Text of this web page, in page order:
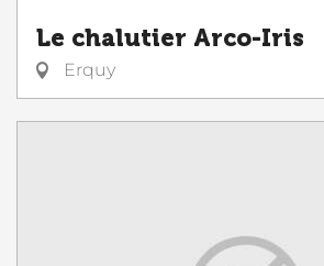
Le chalutier Arco-Iris
Erquy